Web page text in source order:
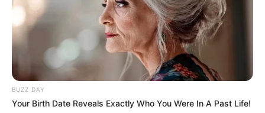
BUZZ DAY
Your Birth Date Reveals Exactly Who You Were In A Past Life!